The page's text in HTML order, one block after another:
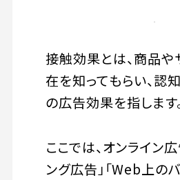
接触効果とは、商品や
在を知ってもらい、認
の広告効果を指します
ここでは、オンライン
ング広告」「Web上の